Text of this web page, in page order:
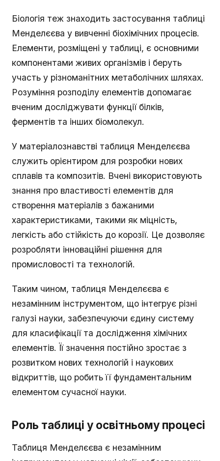
Біологія теж знаходить застосування таблиці
Менделєєва у вивченні біохімічних процесів.
Елементи, розміщені у таблиці, є основними
компонентами живих організмів і беруть
участь у різноманітних метаболічних шляхах.
Розуміння розподілу елементів допомагає
вченим досліджувати функції білків,
ферментів та інших біомолекул.
У матеріалознавстві таблиця Менделєєва
служить орієнтиром для розробки нових
сплавів та композитів. Вчені використовують
знання про властивості елементів для
створення матеріалів з бажаними
характеристиками, такими як міцність,
легкість або стійкість до корозії. Це дозволяє
розробляти інноваційні рішення для
промисловості та технологій.
Таким чином, таблиця Менделєєва є
незамінним інструментом, що інтегрує різні
галузі науки, забезпечуючи єдину систему
для класифікації та дослідження хімічних
елементів. Її значення постійно зростає з
розвитком нових технологій і наукових
відкриттів, що робить її фундаментальним
елементом сучасної науки.
Роль таблиці у освітньому процесі
Таблиця Менделєєва є незамінним